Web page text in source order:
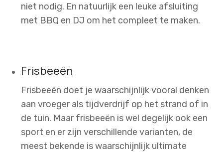
niet nodig. En natuurlijk een leuke afsluiting
met BBQ en DJ om het compleet te maken.
Frisbeeën
Frisbeeën doet je waarschijnlijk vooral denken
aan vroeger als tijdverdrijf op het strand of in
de tuin. Maar frisbeeën is wel degelijk ook een
sport en er zijn verschillende varianten, de
meest bekende is waarschijnlijk ultimate